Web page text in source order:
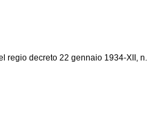
regio decreto 22 gennaio 1934-XII, n.